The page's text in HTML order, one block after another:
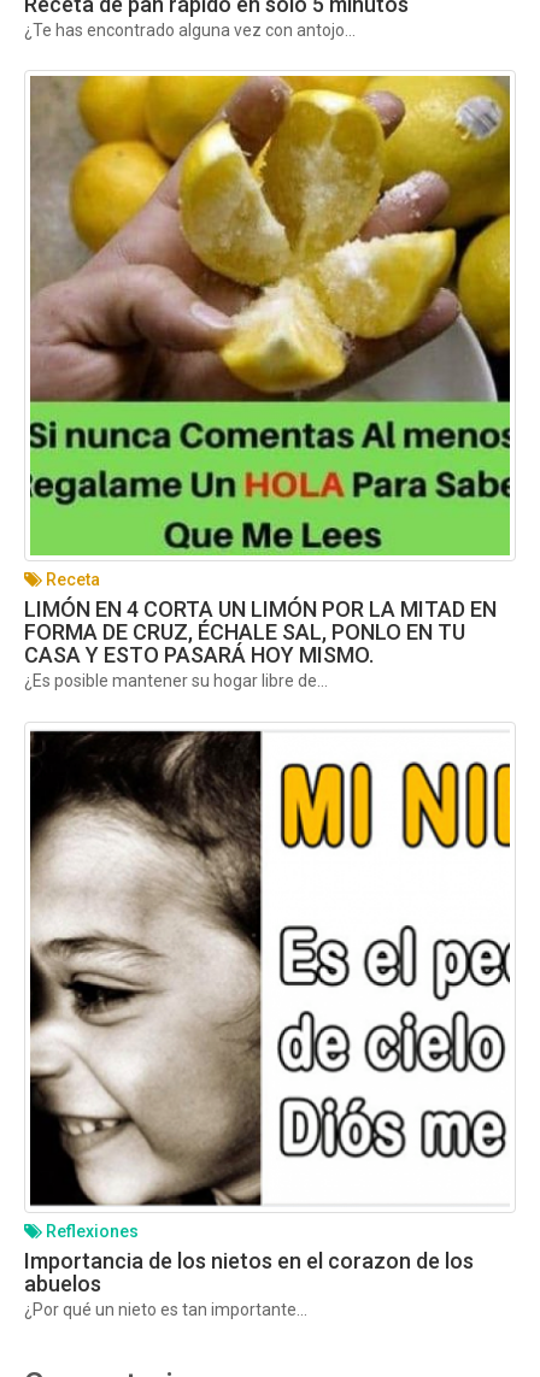
¿Te has encontrado alguna vez con antojo...
Receta
LIMÓN EN 4 CORTA UN LIMÓN POR LA MITAD EN
FORMA DE CRUZ, ÉCHALE SAL, PONLO EN TU
CASA Y ESTO PASARÁ HOY MISMO.
¿Es posible mantener su hogar libre de...
Reflexiones
Importancia de los nietos en el corazon de los
abuelos
¿Por qué un nieto es tan importante...